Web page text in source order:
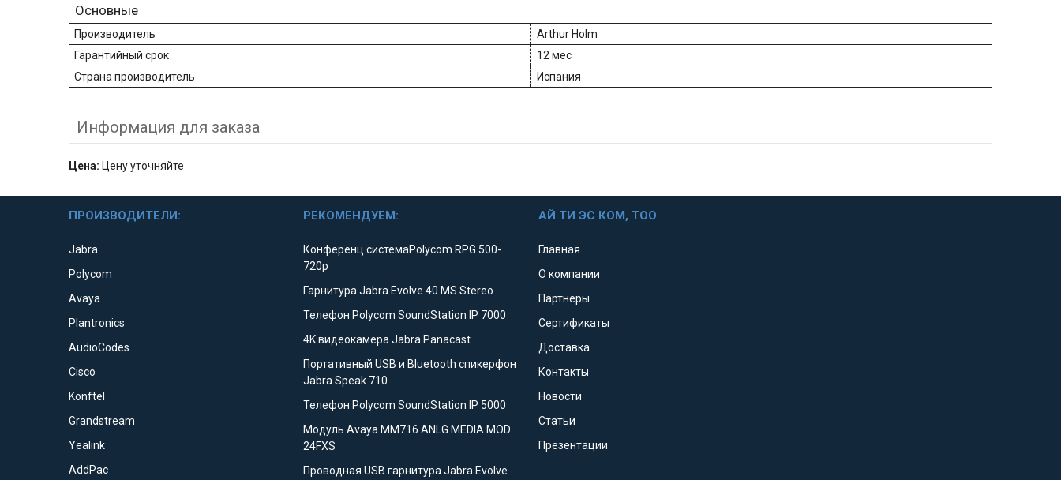
Основные
Производитель
Arthur Holm
Гарантийный срок
12 мес
Страна производитель
Испания
Информация для заказа
Цена: Цену уточняйте
ПРОИЗВОДИТЕЛИ:
Jabra
Polycom
Avaya
Plantronics
AudioCodes
Cisco
Konftel
Grandstream
Yealink
AddPac
РЕКОМЕНДУЕМ:
Конференц системаPolycom RPG 500-
720p
Гарнитура Jabra Evolve 40 MS Stereo
Телефон Polycom SoundStation IP 7000
4K видеокамера Jabra Panacast
Портативный USB и Bluetooth спикерфон
Jabra Speak 710
Телефон Polycom SoundStation IP 5000
Модуль Avaya MM716 ANLG MEDIA MOD
24FXS
Проводная USB гарнитура Jabra Evolve
АЙ ТИ ЭС КОМ, ТОО
Главная
О компании
Партнеры
Сертификаты
Доставка
Контакты
Новости
Статьи
Презентации